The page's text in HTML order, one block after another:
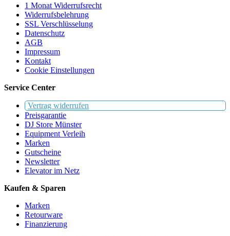
1 Monat Widerrufsrecht
Widerrufsbelehrung
SSL Verschlüsselung
Datenschutz
AGB
Impressum
Kontakt
Cookie Einstellungen
Service Center
Vertrag widerrufen
Preisgarantie
DJ Store Münster
Equipment Verleih
Marken
Gutscheine
Newsletter
Elevator im Netz
Kaufen & Sparen
Marken
Retourware
Finanzierung